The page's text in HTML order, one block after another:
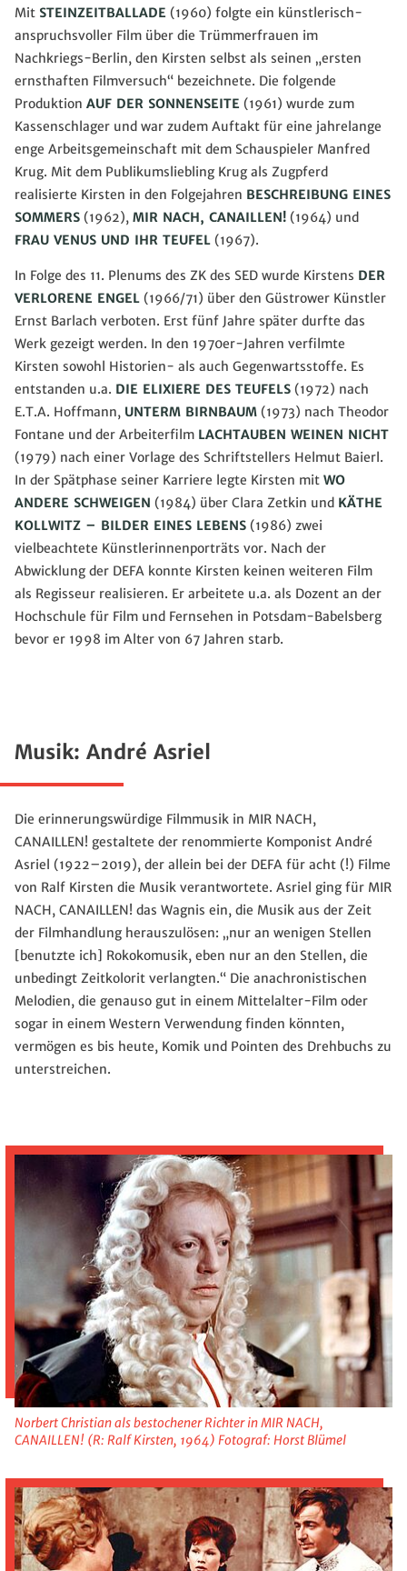
Mit STEINZEITBALLADE (1960) folgte ein künstlerisch-
anspruchsvoller Film über die Trümmerfrauen im
Nachkriegs-Berlin, den Kirsten selbst als seinen „ersten
ernsthaften Filmversuch“ bezeichnete. Die folgende
Produktion AUF DER SONNENSEITE (1961) wurde zum
Kassenschlager und war zudem Auftakt für eine jahrelange
enge Arbeitsgemeinschaft mit dem Schauspieler Manfred
Krug. Mit dem Publikumsliebling Krug als Zugpferd
realisierte Kirsten in den Folgejahren BESCHREIBUNG EINES
SOMMERS (1962), MIR NACH, CANAILLEN! (1964) und
FRAU VENUS UND IHR TEUFEL (1967).
In Folge des 11. Plenums des ZK des SED wurde Kirstens DER
VERLORENE ENGEL (1966/71) über den Güstrower Künstler
Ernst Barlach verboten. Erst fünf Jahre später durfte das
Werk gezeigt werden. In den 1970er-Jahren verfilmte
Kirsten sowohl Historien- als auch Gegenwartsstoffe. Es
entstanden u.a. DIE ELIXIERE DES TEUFELS (1972) nach
E.T.A. Hoffmann, UNTERM BIRNBAUM (1973) nach Theodor
Fontane und der Arbeiterfilm LACHTAUBEN WEINEN NICHT
(1979) nach einer Vorlage des Schriftstellers Helmut Baierl.
In der Spätphase seiner Karriere legte Kirsten mit WO
ANDERE SCHWEIGEN (1984) über Clara Zetkin und KÄTHE
KOLLWITZ – BILDER EINES LEBENS (1986) zwei
vielbeachtete Künstlerinnenporträts vor. Nach der
Abwicklung der DEFA konnte Kirsten keinen weiteren Film
als Regisseur realisieren. Er arbeitete u.a. als Dozent an der
Hochschule für Film und Fernsehen in Potsdam-Babelsberg
bevor er 1998 im Alter von 67 Jahren starb.
Musik: André Asriel
Die erinnerungswürdige Filmmusik in MIR NACH,
CANAILLEN! gestaltete der renommierte Komponist André
Asriel (1922–2019), der allein bei der DEFA für acht (!) Filme
von Ralf Kirsten die Musik verantwortete. Asriel ging für MIR
NACH, CANAILLEN! das Wagnis ein, die Musik aus der Zeit
der Filmhandlung herauszulösen: „nur an wenigen Stellen
[benutzte ich] Rokokomusik, eben nur an den Stellen, die
unbedingt Zeitkolorit verlangten.“ Die anachronistischen
Melodien, die genauso gut in einem Mittelalter-Film oder
sogar in einem Western Verwendung finden könnten,
vermögen es bis heute, Komik und Pointen des Drehbuchs zu
unterstreichen.
Norbert Christian als bestochener Richter in MIR NACH,
CANAILLEN! (R: Ralf Kirsten, 1964) Fotograf: Horst Blümel